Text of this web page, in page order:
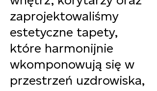
zaprojektowaliśmy
estetyczne tapety,
które harmonijnie
wkomponowują się w
przestrzeń uzdrowiska,